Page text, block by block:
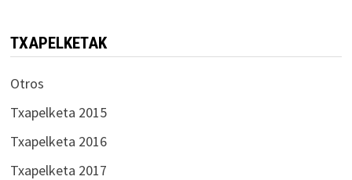
TXAPELKETAK
Otros
Txapelketa 2015
Txapelketa 2016
Txapelketa 2017